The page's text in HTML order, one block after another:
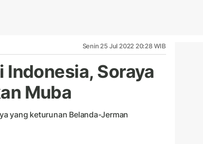
Senin 25 Jul 2022 20:28 WIB
Soraya
Muba
yang keturunan Belanda-Jerman